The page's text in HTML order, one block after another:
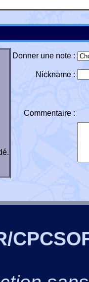
Donner une note :
Nickname :
Commentaire :